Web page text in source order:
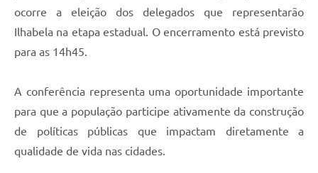
ocorre a eleição dos delegados que representarão
Ilhabela na etapa estadual. O encerramento está previsto
para as 14h45.
A conferência representa uma oportunidade importante
para que a população participe ativamente da construção
de políticas públicas que impactam diretamente a
qualidade de vida nas cidades.